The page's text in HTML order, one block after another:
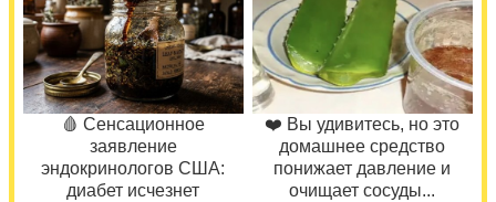
🩸 Сенсационное
заявление
эндокринологов США:
диабет исчезнет
❤️ Вы удивитесь, но это
домашнее средство
понижает давление и
очищает сосуды...